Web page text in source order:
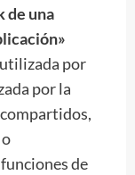
de una
por
por la
de